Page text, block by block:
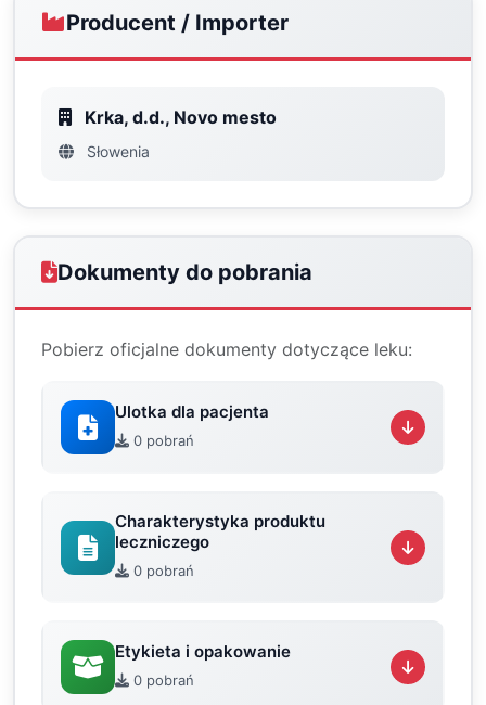
Producent / Importer
Krka, d.d., Novo mesto
Słowenia
Dokumenty do pobrania
Pobierz oficjalne dokumenty dotyczące leku:
Ulotka dla pacjenta
0 pobrań
Charakterystyka produktu
leczniczego
0 pobrań
Etykieta i opakowanie
0 pobrań